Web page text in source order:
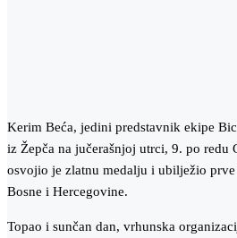
Kerim Beća, jedini predstavnik ekipe
iz Žepča na jučerašnjoj utrci, 9. po redu
osvojio je zlatnu medalju i ubilježio
Bosne i Hercegovine.
Topao i sunčan dan, vrhunska